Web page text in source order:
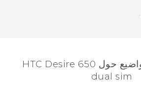
البحث عن المواضيع حول HTC Desire 650
dual sim